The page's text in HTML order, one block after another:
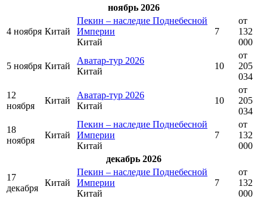
ноябрь 2026
4 ноября Китай
Пекин – наследие Поднебесной
Империи
Китай
7
от
132
000
5 ноября Китай
Аватар-тур 2026
Китай
10
от
205
034
12
ноября
Китай
Аватар-тур 2026
Китай
10
от
205
034
18
ноября
Китай
Пекин – наследие Поднебесной
Империи
Китай
7
от
132
000
декабрь 2026
17
декабря
Китай
Пекин – наследие Поднебесной
Империи
Китай
7
от
132
000